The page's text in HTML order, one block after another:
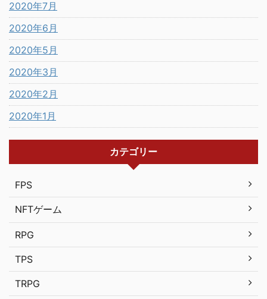
2020年7月
2020年6月
2020年5月
2020年3月
2020年2月
2020年1月
カテゴリー
FPS
NFTゲーム
RPG
TPS
TRPG